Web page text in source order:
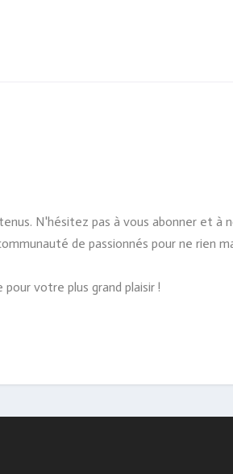
N'hésitez pas à vous abonner et
de passionnés pour ne rien
votre plus grand plaisir !